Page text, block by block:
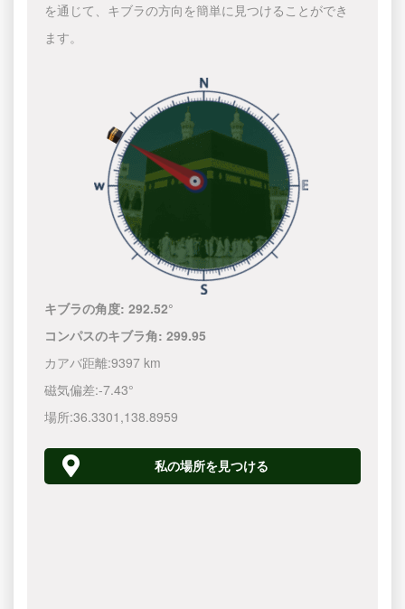
を通じて、キブラの方向を簡単に見つけることができ
ます。
キブラの角度:292.52°
コンパスのキブラ角:299.95
カアバ距離:9397 km
磁気偏差:-7.43°
場所:36.3301 ,138.8960
私の場所を見つける